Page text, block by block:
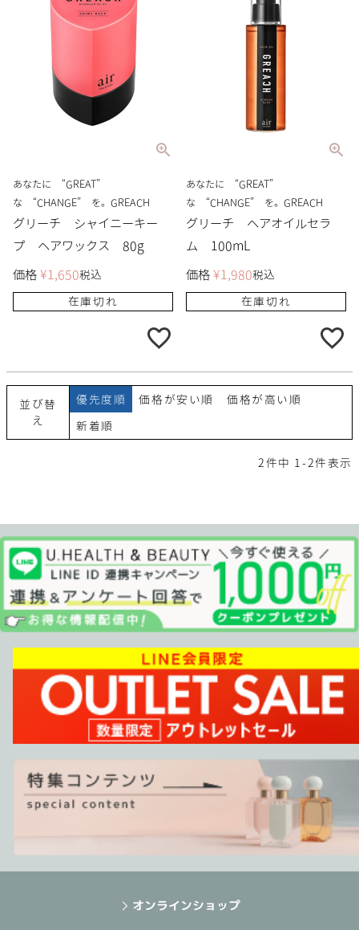
あなたに “GREAT”
な “CHANGE” を。GREACH
グリーチ シャイニーキー
プ ヘアワックス 80g
価格 ¥1,650税込
在庫切れ
あなたに “GREAT”
な “CHANGE” を。GREACH
グリーチ ヘアオイルセラ
ム 100mL
価格 ¥1,980税込
在庫切れ
並び替
え
優先度順 価格が安い順 価格が高い順
新着順
2 件中 1 -2件表示
オンラインショップ